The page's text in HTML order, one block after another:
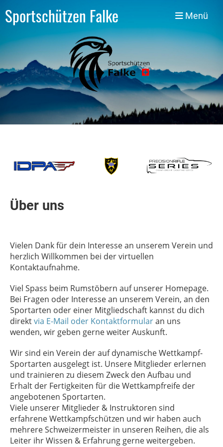
Sportschützen Falke Menü
Über uns
Vielen Dank für dein Interesse an unserem Verein und
herzlich Willkommen bei der virtuellen
Kontaktaufnahme.
Viel Spass beim Rumstöbern auf unserer Homepage.
Bei Fragen oder Interesse an unserem Verein, an den
Sportarten oder einer Mitgliedschaft kannst du dich
direktvia E-Mail oder Kontaktformularan uns
wenden, wir geben gerne weiter Auskunft.
Wir sind ein Verein der auf dynamische Wettkampf-
Sportarten ausgelegt ist. Unsere Mitglieder erlernen
und trainieren zu diesem Zweck den Aufbau und
Erhalt der Fertigkeiten für die Wettkampfreife der
angebotenen Sportarten.
Viele unserer Mitglieder & Instruktoren sind
erfahrene Wettkampfschützen und wir haben auch
mehrere Schweizermeister in unseren Reihen, die als
Leiter ihr Wissen & Erfahrung gerne weitergeben.